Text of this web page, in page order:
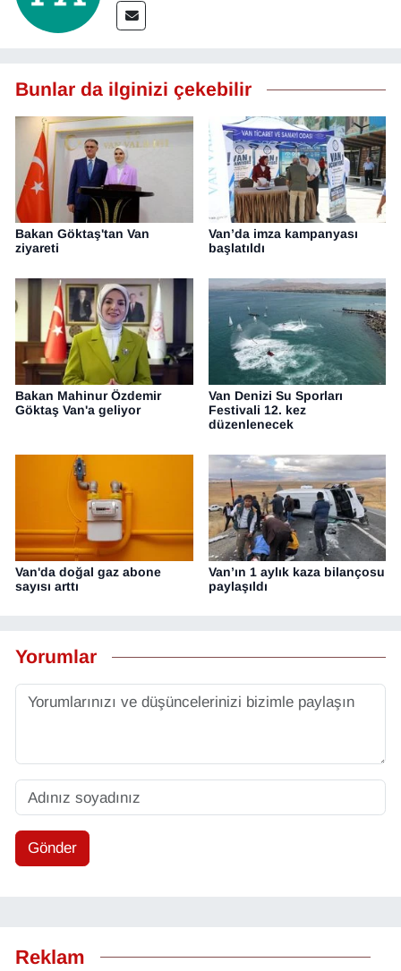
Bunlar da ilginizi çekebilir
Bakan Göktaş'tan Van
ziyareti
Van’da imza kampanyası
başlatıldı
Bakan Mahinur Özdemir
Göktaş Van'a geliyor
Van Denizi Su Sporları
Festivali 12. kez
düzenlenecek
Van'da doğal gaz abone
sayısı arttı
Van’ın 1 aylık kaza bilançosu
paylaşıldı
Yorumlar
Gönder
Reklam